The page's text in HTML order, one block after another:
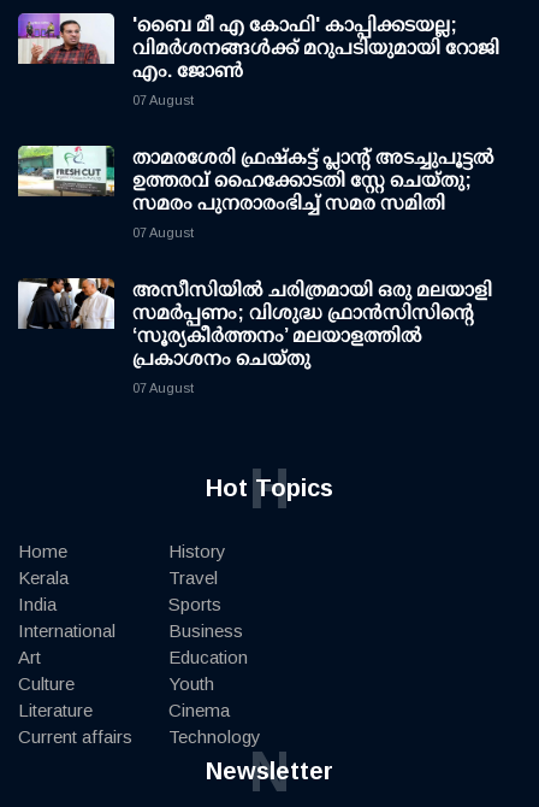
'ബൈ മീ എ കോഫി' കാപ്പിക്കടയല്ല;
വിമര്‍ശനങ്ങള്‍ക്ക് മറുപടിയുമായി റോജി
എം. ജോണ്‍
07 August
താമരശേരി ഫ്രഷ്കട്ട് പ്ലാന്റ് അടച്ചുപൂട്ടൽ
ഉത്തരവ് ഹൈക്കോടതി സ്റ്റേ ചെയ്തു;
സമരം പുനരാരംഭിച്ച് സമര സമിതി
07 August
അസീസിയിൽ ചരിത്രമായി ഒരു മലയാളി
സമർപ്പണം; വിശുദ്ധ ഫ്രാൻസിസിന്റെ
‘സൂര്യകീർത്തനം’ മലയാളത്തിൽ
പ്രകാശനം ചെയ്തു
07 August
Hot Topics
H
Home
Kerala
India
International
Art
Culture
Literature
Current affairs
History
Travel
Sports
Business
Education
Youth
Cinema
Technology
Newsletter
N